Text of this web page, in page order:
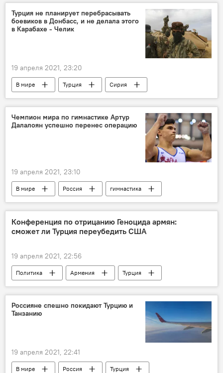
Турция не планирует перебрасывать
боевиков в Донбасс, и не делала этого
в Карабахе - Челик
19 апреля 2021, 23:20
В мире Турция
Сирия
боевики
Защита Донбасса. Спецоперация РФ на Украине
Чемпион мира по гимнастике Артур
Далалоян успешно перенес операцию
19 апреля 2021, 23:10
В мире Россия
гимнастика
реабилитация
Спорт травма
Конференция по отрицанию Геноцида армян:
сможет ли Турция переубедить США
19 апреля 2021, 22:56
Политика Армения
Турция
США
Анкара
Ереван
Новости Армения
Россияне спешно покидают Турцию и
Танзанию
19 апреля 2021, 22:41
В мире Россия
Турция